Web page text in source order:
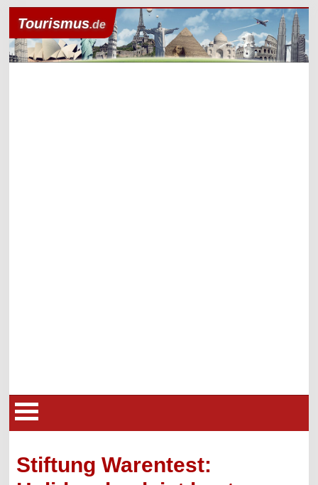
Tourismus.de
Stiftung Warentest: